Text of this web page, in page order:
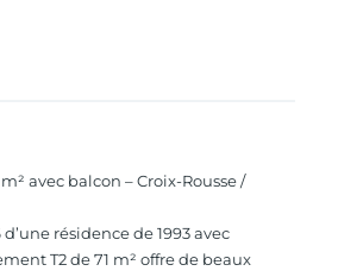
avec balcon – Croix-Rousse /
résidence de 1993 avec
T2 de 71 m² offre de beaux